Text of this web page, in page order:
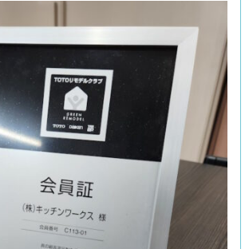
ム完成です♪
ストイレで、すっきりとした空間をご
も大変お喜びのリフォームとなりま